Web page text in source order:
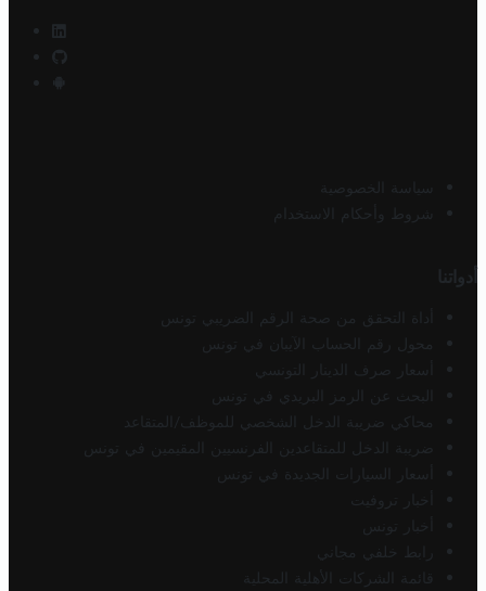
سياسة الخصوصية
شروط وأحكام الاستخدام
أدواتنا
أداة التحقق من صحة الرقم الضريبي تونس
محول رقم الحساب الآيبان في تونس
أسعار صرف الدينار التونسي
البحث عن الرمز البريدي في تونس
محاكي ضريبة الدخل الشخصي للموظف/المتقاعد
ضريبة الدخل للمتقاعدين الفرنسيين المقيمين في تونس
أسعار السيارات الجديدة في تونس
أخبار تروفيت
أخبار تونس
رابط خلفي مجاني
قائمة الشركات الأهلية المحلية